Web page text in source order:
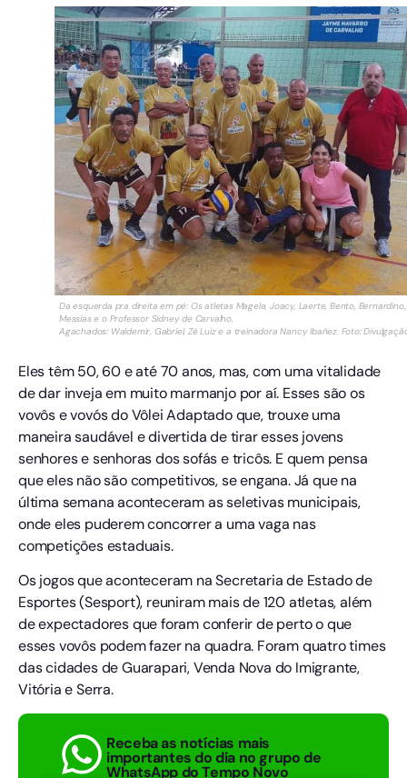
Da esquerda pra direita em pé: Os atletas Magela, Joacy, Laerte, Bento, Bernardino,
Messias e o Professor Sidney de Carvalho.
Agachados: Waldemir, Gabriel, Zé Luiz e a treinadora Nancy Ibañez. Foto:
Eles têm 50, 60 e até 70 anos, mas, com uma vitalidade
de dar inveja em muito marmanjo por aí. Esses são os
vovôs e vovós do Vôlei Adaptado que, trouxe uma
maneira saudável e divertida de tirar esses jovens
senhores e senhoras dos sofás e tricôs. E quem pensa
que eles não são competitivos, se engana. Já que na
última semana aconteceram as seletivas municipais,
onde eles puderem concorrer a uma vaga nas
competições estaduais.
Os jogos que aconteceram na Secretaria de Estado de
Esportes (Sesport), reuniram mais de 120 atletas, além
de expectadores que foram conferir de perto o que
esses vovôs podem fazer na quadra. Foram quatro times
das cidades de Guarapari, Venda Nova do Imigrante,
Vitória e Serra.
Receba as notícias mais
importantes do dia no grupo de
WhatsApp do Tempo Novo